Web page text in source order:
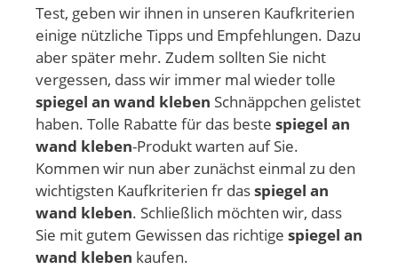
Test, geben wir ihnen in unseren Kaufkriterien
einige nützliche Tipps und Empfehlungen. Dazu
aber später mehr. Zudem sollten Sie nicht
vergessen, dass wir immer mal wieder tolle
spiegel an wand kleben Schnäppchen gelistet
haben. Tolle Rabatte für das beste spiegel an
wand kleben-Produkt warten auf Sie.
Kommen wir nun aber zunächst einmal zu den
wichtigsten Kaufkriterien fr dasspiegel an
wand kleben. Schließlich möchten wir, dass
Sie mit gutem Gewissen das richtige spiegel an
wand kleben kaufen.